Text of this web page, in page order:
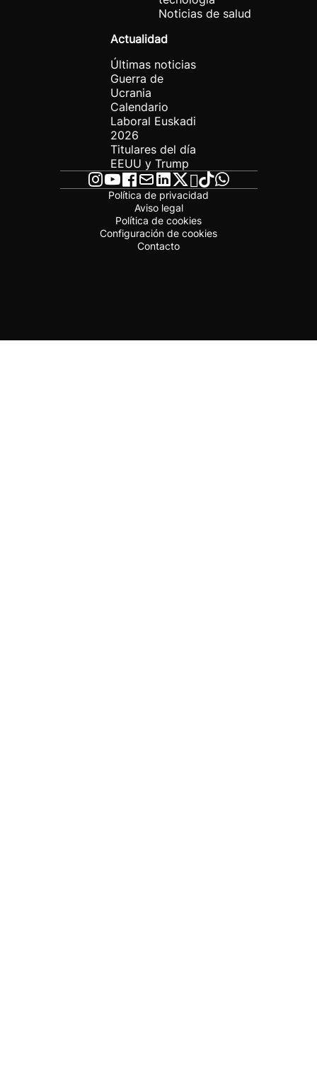
Noticias de salud
Actualidad
Últimas noticias
Guerra de
Ucrania
Calendario
Laboral Euskadi
2026
Titulares del día
EEUU y Trump
Política de privacidad
Aviso legal
Política de cookies
Configuración de cookies
Contacto